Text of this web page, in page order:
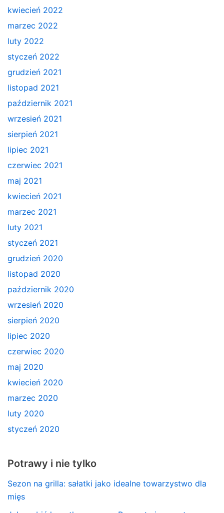
kwiecień 2022
marzec 2022
luty 2022
styczeń 2022
grudzień 2021
listopad 2021
październik 2021
wrzesień 2021
sierpień 2021
lipiec 2021
czerwiec 2021
maj 2021
kwiecień 2021
marzec 2021
luty 2021
styczeń 2021
grudzień 2020
listopad 2020
październik 2020
wrzesień 2020
sierpień 2020
lipiec 2020
czerwiec 2020
maj 2020
kwiecień 2020
marzec 2020
luty 2020
styczeń 2020
Potrawy i nie tylko
Sezon na grilla: sałatki jako idealne towarzystwo dla
mięs